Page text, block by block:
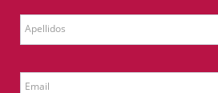
Apellidos
Email